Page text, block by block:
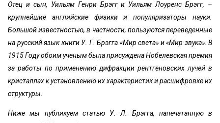
Отец и сын, Уильям Генри Брэгг и Уильям Лоуренс Брэгг, –
крупнейшие английские физики и популяризаторы науки.
Большой известностью, в частности, пользуются переведенные
на русский язык книги У. Г. Брэгга «Мир света» и «Мир звука». В
1915 Году обоим ученым была присуждена Нобелевская премия
за работы по применению дифракции рентгеновских лучей в
кристаллах к установлению их характеристик и расшифровке их
структуры.
Ниже мы публикуем статью У. Л. Брэгга, напечатанную в